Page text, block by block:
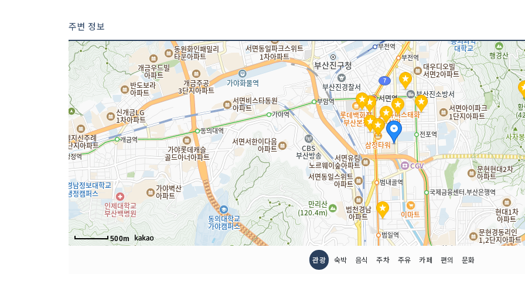
주차시설 가능 예약안내 예
쉬는날 매주 월요일, 화요일 취급 메뉴 더
인허가번호 20110131605
주변 정보
500m
관광 숙박 음식 주차 주유 카페 편의 문화